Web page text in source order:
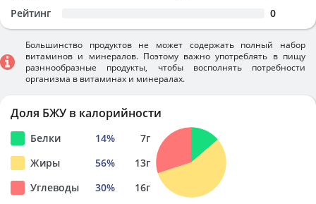
Рейтинг 0
Большинство продуктов не может содержать полный набор
витаминов и минералов. Поэтому важно употреблять в пищу
разннообразные продукты, чтобы восполнять потребности
организма в витаминах и минералах.
Доля БЖУ в калорийности
Белки 14% 7г
Жиры
56% 13г
Углеводы
30% 16г